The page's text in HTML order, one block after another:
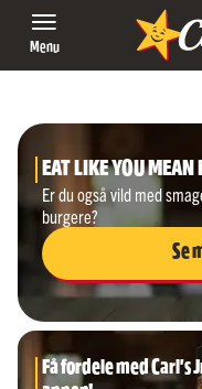
Menu
EAT LIKE YOU MEAN
Er du også vild med
burgere?
Se
Få fordele med Carl's